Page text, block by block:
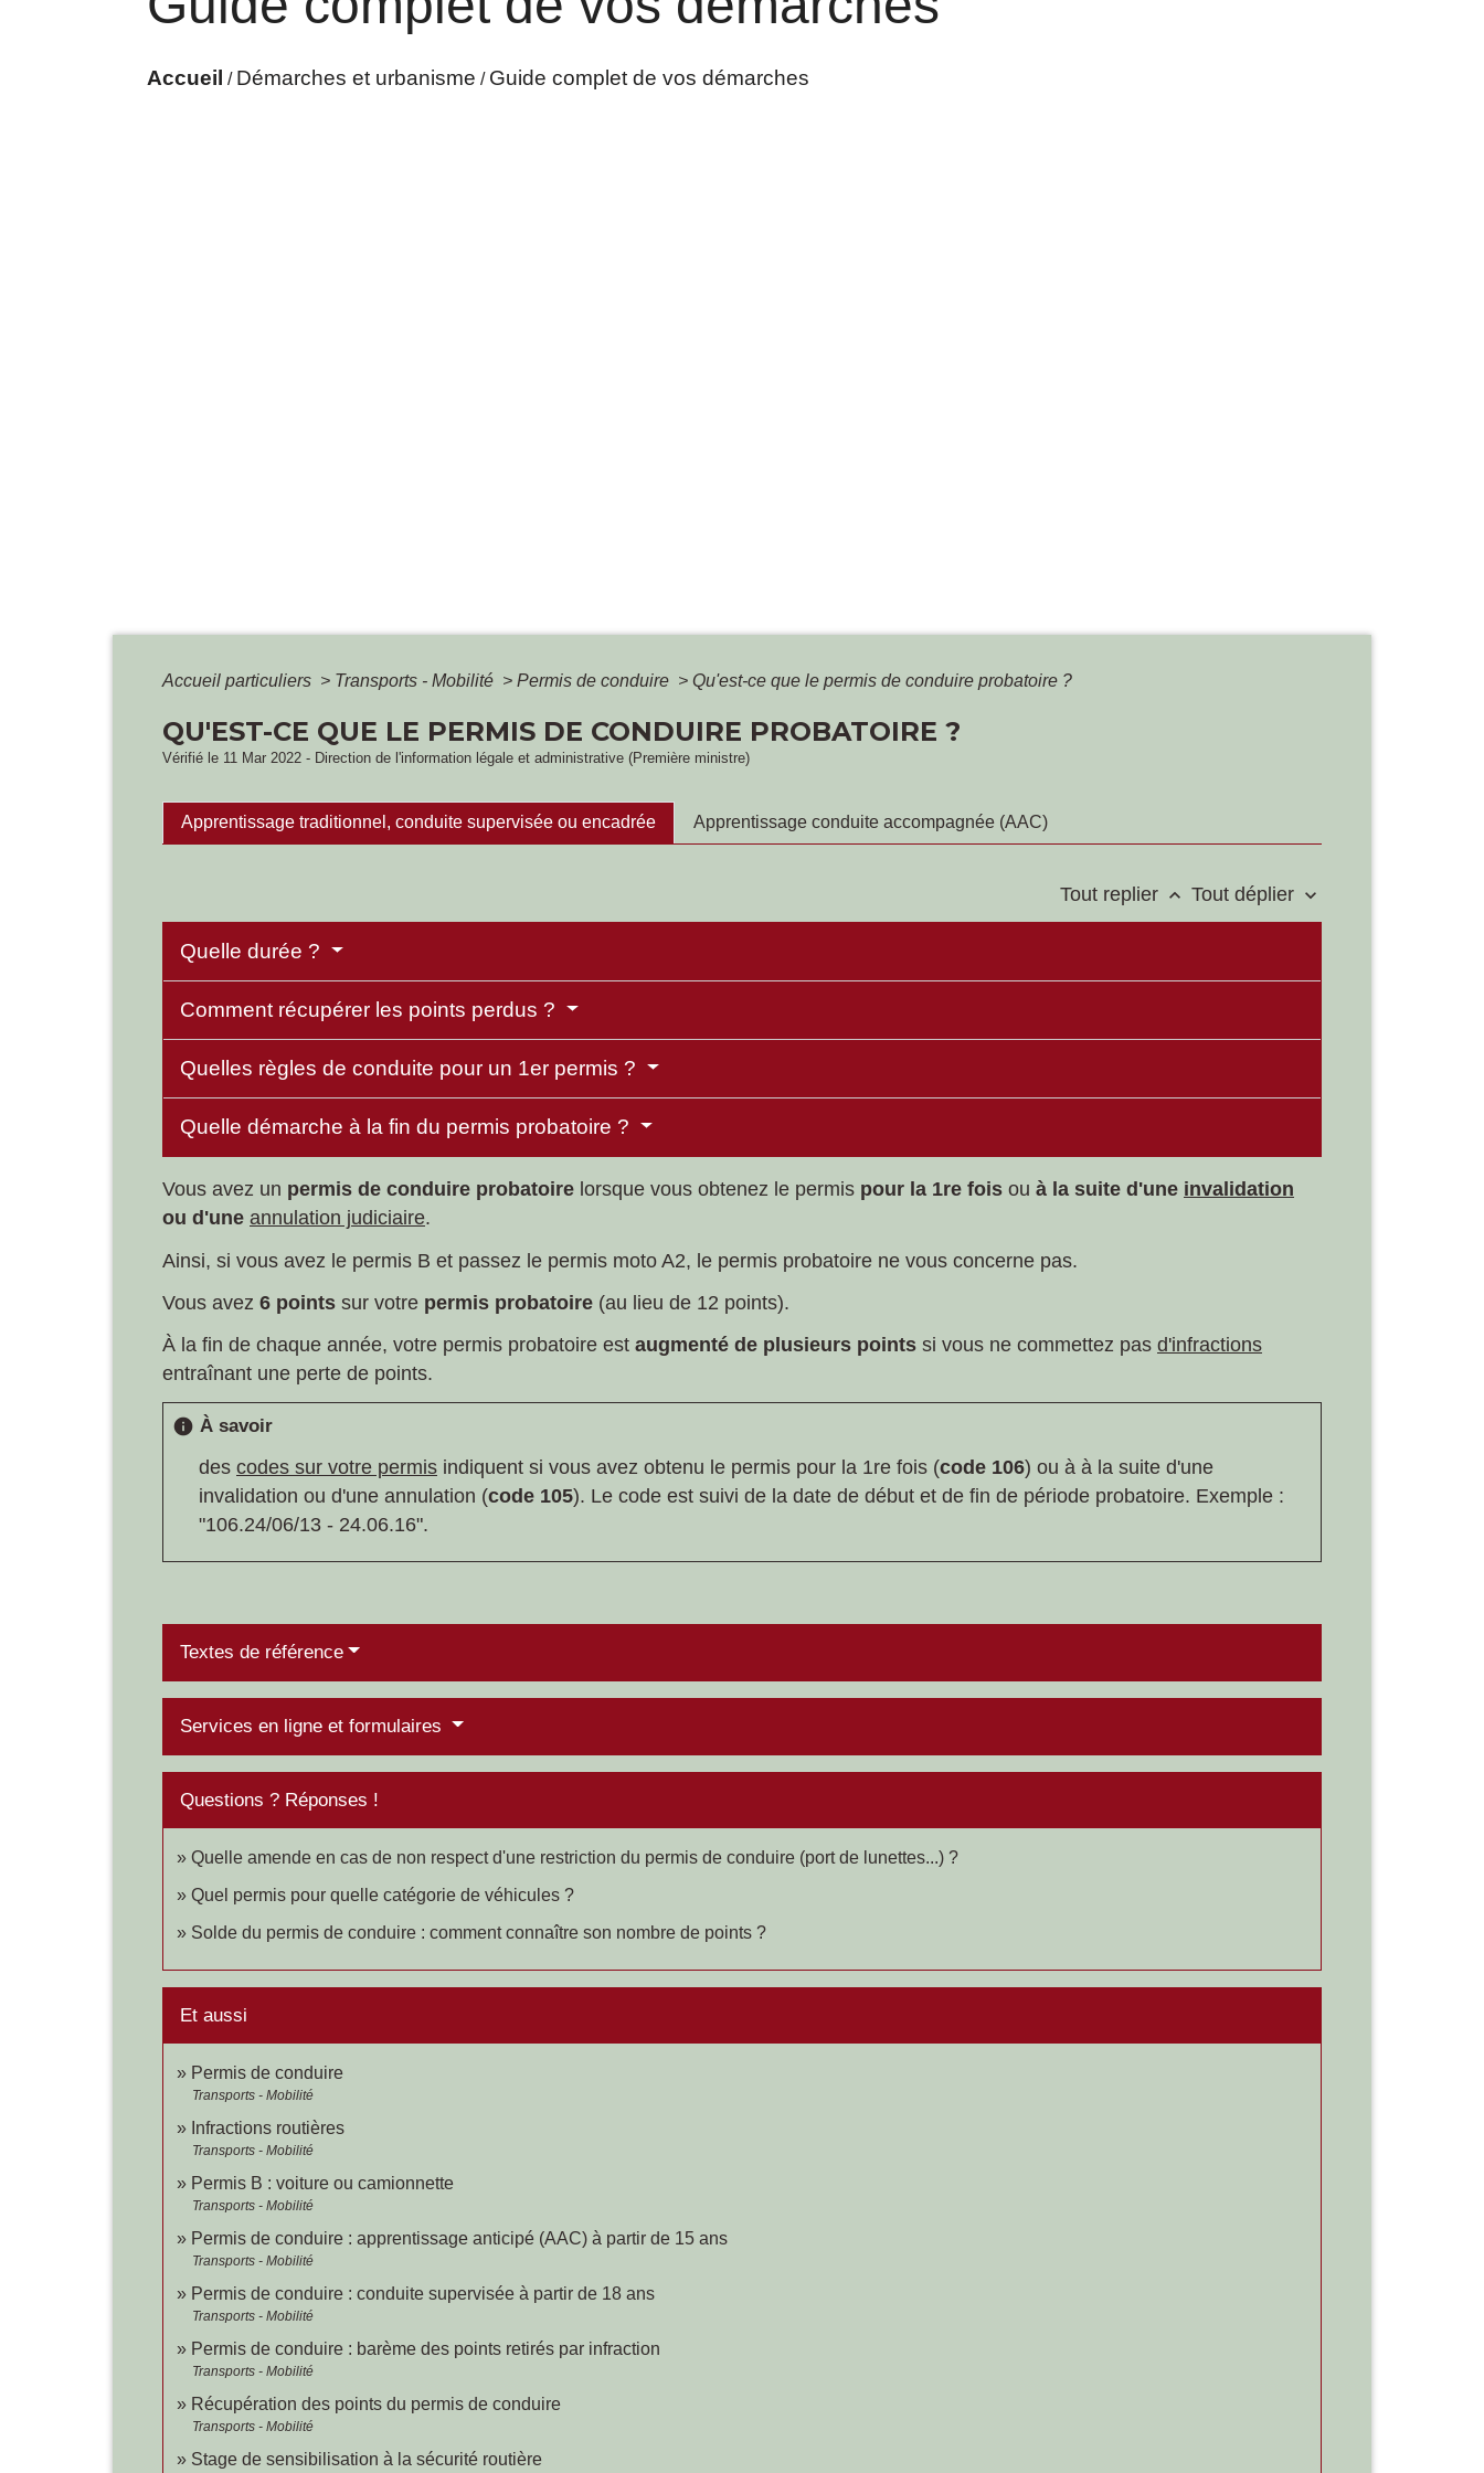
Accueil / Démarches et urbanisme / Guide complet de vos démarches
Accueil particuliers > Transports - Mobilité > Permis de conduire > Qu'est-ce que le permis de conduire probatoire ?
QU'EST-CE QUE LE PERMIS DE CONDUIRE PROBATOIRE ?
Vérifié le 11 Mar 2022 - Direction de l'information légale et administrative (Première ministre)
Apprentissage traditionnel, conduite supervisée ou encadrée Apprentissage conduite accompagnée (AAC)
Tout replier keyboard_arrow_up Tout déplier keyboard_arrow_down
Quelle durée ?
Comment récupérer les points perdus ?
Quelles règles de conduite pour un 1er permis ?
Quelle démarche à la fin du permis probatoire ?
Vous avez un permis de conduire probatoire lorsque vous obtenez le permis pour la 1re fois ou à la suite d'une invalidation
ou d'une annulation judiciaire.
Ainsi, si vous avez le permis B et passez le permis moto A2, le permis probatoire ne vous concerne pas.
Vous avez 6 points sur votre permis probatoire (au lieu de 12 points).
À la fin de chaque année, votre permis probatoire est augmenté de plusieurs points si vous ne commettez pas d'infractions
entraînant une perte de points.
info À savoir
des codes sur votre permis indiquent si vous avez obtenu le permis pour la 1re fois (code 106) ou à à la suite d'une
invalidation ou d'une annulation (code 105). Le code est suivi de la date de début et de fin de période probatoire. Exemple :
"106.24/06/13 - 24.06.16".
Textes de référence
Services en ligne et formulaires
Questions ? Réponses !
Quelle amende en cas de non respect d'une restriction du permis de conduire (port de lunettes...) ?
Quel permis pour quelle catégorie de véhicules ?
Solde du permis de conduire : comment connaître son nombre de points ?
Et aussi
Permis de conduire
Transports - Mobilité
Infractions routières
Transports - Mobilité
Permis B : voiture ou camionnette
Transports - Mobilité
Permis de conduire : apprentissage anticipé (AAC) à partir de 15 ans
Transports - Mobilité
Permis de conduire : conduite supervisée à partir de 18 ans
Transports - Mobilité
Permis de conduire : barème des points retirés par infraction
Transports - Mobilité
Récupération des points du permis de conduire
Transports - Mobilité
Stage de sensibilisation à la sécurité routière